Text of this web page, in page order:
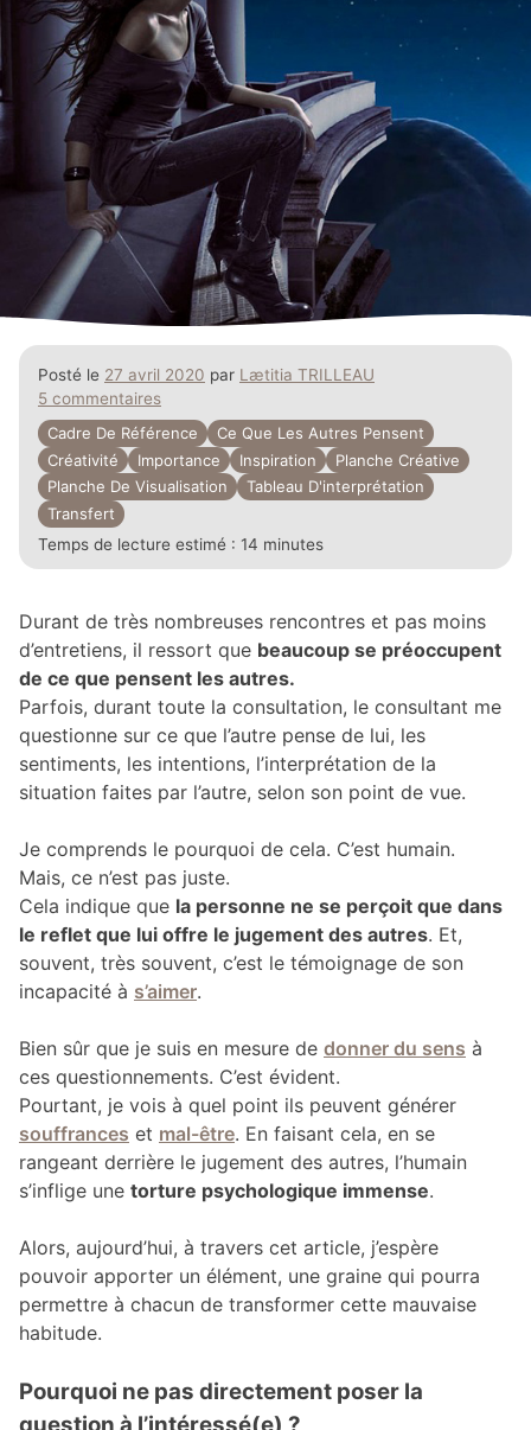
Posté le 27 avril 2020 par Lætitia TRILLEAU
5 commentaires
Cadre De Référence
Ce Que Les Autres Pensent
Créativité
Importance Inspiration
Planche Créative
Planche De Visualisation
Tableau D'interprétation
Transfert
Temps de lecture estimé : 14 minutes
Durant de très nombreuses rencontres et pas moins
d’entretiens, il ressort que beaucoup se préoccupent
de ce que pensent les autres.
Parfois, durant toute la consultation, le consultant me
questionne sur ce que l’autre pense de lui, les
sentiments, les intentions, l’interprétation de la
situation faites par l’autre, selon son point de vue.
Je comprends le pourquoi de cela. C’est humain.
Mais, ce n’est pas juste.
Cela indique que la personne ne se perçoit que dans
le reflet que lui offre le jugement des autres. Et,
souvent, très souvent, c’est le témoignage de son
incapacité à s’aimer.
Bien sûr que je suis en mesure de donner du sens à
ces questionnements. C’est évident.
Pourtant, je vois à quel point ils peuvent générer
souffrances et mal-être. En faisant cela, en se
rangeant derrière le jugement des autres, l’humain
s’inflige une torture psychologique immense.
Alors, aujourd’hui, à travers cet article, j’espère
pouvoir apporter un élément, une graine qui pourra
permettre à chacun de transformer cette mauvaise
habitude.
Pourquoi ne pas directement poser la
question à l’intéressé(e) ?